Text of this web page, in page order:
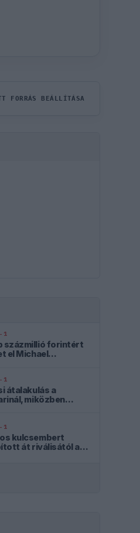
FORRÁS BEÁLLÍTÁSA
1
százmillió forintért
el Michael
1
átalakulás a
miközben
1
kulcsembert
át riválisától a